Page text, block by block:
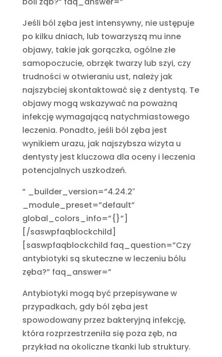
Jeśli ból zęba jest intensywny, nie ustępuje
po kilku dniach, lub towarzyszą mu inne
objawy, takie jak gorączka, ogólne złe
samopoczucie, obrzęk twarzy lub szyi, czy
trudności w otwieraniu ust, należy jak
najszybciej skontaktować się z dentystą. Te
objawy mogą wskazywać na poważną
infekcję wymagającą natychmiastowego
leczenia. Ponadto, jeśli ból zęba jest
wynikiem urazu, jak najszybsza wizyta u
dentysty jest kluczowa dla oceny i leczenia
potencjalnych uszkodzeń.
” _builder_version=”4.24.2″
_module_preset=”default”
global_colors_info=”{}”]
[/saswpfaqblockchild]
[saswpfaqblockchild faq_question=”Czy
antybiotyki są skuteczne w leczeniu bólu
zęba?” faq_answer=”
Antybiotyki mogą być przepisywane w
przypadkach, gdy ból zęba jest
spowodowany przez bakteryjną infekcję,
która rozprzestrzeniła się poza zęb, na
przykład na okoliczne tkanki lub struktury.